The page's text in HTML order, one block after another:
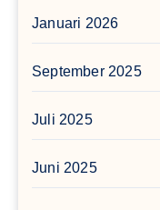
Januari 2026
September 2025
Juli 2025
Juni 2025